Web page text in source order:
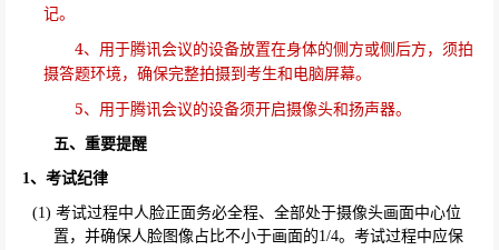
记。
4、用于腾讯会议的设备放置在身体的侧方或侧后方，须拍
摄答题环境，确保完整拍摄到考生和电脑屏幕。
5、用于腾讯会议的设备须开启摄像头和扬声器。
五、重要提醒
1、考试纪律
(1) 考试过程中人脸正面务必全程、全部处于摄像头画面中心位
置，并确保人脸图像占比不小于画面的1/4。考试过程中应保